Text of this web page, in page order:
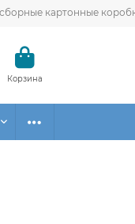
картонные
Корзина